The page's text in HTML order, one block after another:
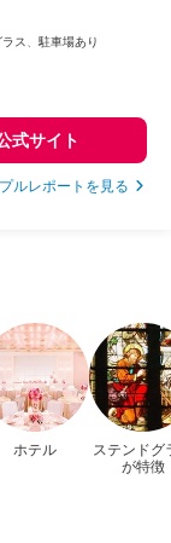
ス 駐車場あり
式サイト
ルレポートを見る
ホテル
ステンドグ
が特徴